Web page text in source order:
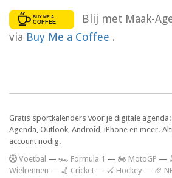
Blij met Maak-
via Buy Me a Coffee .
Gratis sportkalenders voor je digitale
Agenda, Outlook, Android, iPhone en meer.
account nodig.
Voetbal — 🏎️ Formula 1 — 🏍 MotoGP —
Wielrennen — 🏏 Cricket — 🏑 Hockey — 🏈